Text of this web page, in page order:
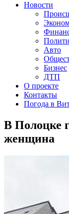
Новости
Авто
Бизнес
ДТП
О проекте
Контакты
Погода в
В Полоцке
женщина